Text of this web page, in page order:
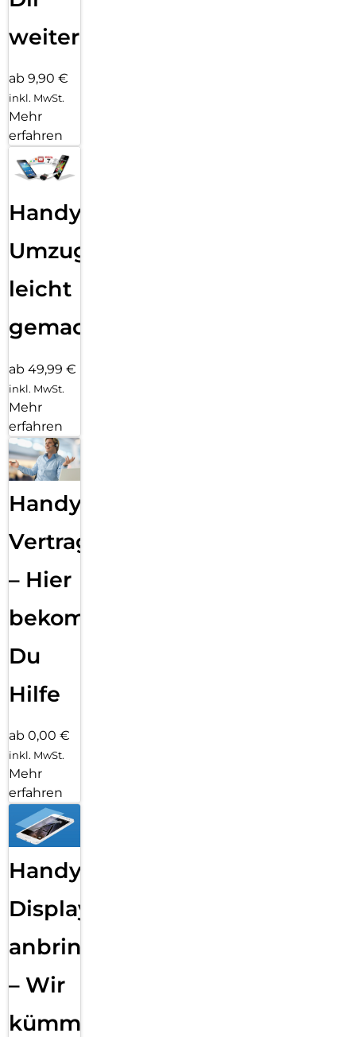
weiter
ab 9,90 €
inkl. MwSt.
Mehr
erfahren
Handy
Umzug
leicht
gemacht!
ab 49,99 €
inkl. MwSt.
Mehr
erfahren
Handy
Vertragsabwicklung
– Hier
bekommst
Du
Hilfe
ab 0,00 €
inkl. MwSt.
Mehr
erfahren
Handy
Displayfolie
anbringen
– Wir
kümmern